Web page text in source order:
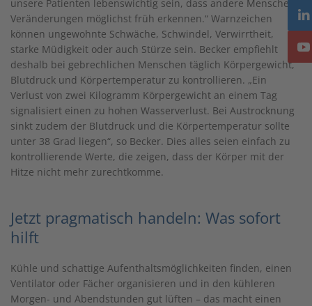
unsere Patienten lebenswichtig sein, dass andere Menschen
Veränderungen möglichst früh erkennen.“ Warnzeichen
können ungewohnte Schwäche, Schwindel, Verwirrtheit,
starke Müdigkeit oder auch Stürze sein. Becker empfiehlt
deshalb bei gebrechlichen Menschen täglich Körpergewicht,
Blutdruck und Körpertemperatur zu kontrollieren. „Ein
Verlust von zwei Kilogramm Körpergewicht an einem Tag
signalisiert einen zu hohen Wasserverlust. Bei Austrocknung
sinkt zudem der Blutdruck und die Körpertemperatur sollte
unter 38 Grad liegen“, so Becker. Dies alles seien einfach zu
kontrollierende Werte, die zeigen, dass der Körper mit der
Hitze nicht mehr zurechtkomme.
Jetzt pragmatisch handeln: Was sofort
hilft
Kühle und schattige Aufenthaltsmöglichkeiten finden, einen
Ventilator oder Fächer organisieren und in den kühleren
Morgen- und Abendstunden gut lüften – das macht einen